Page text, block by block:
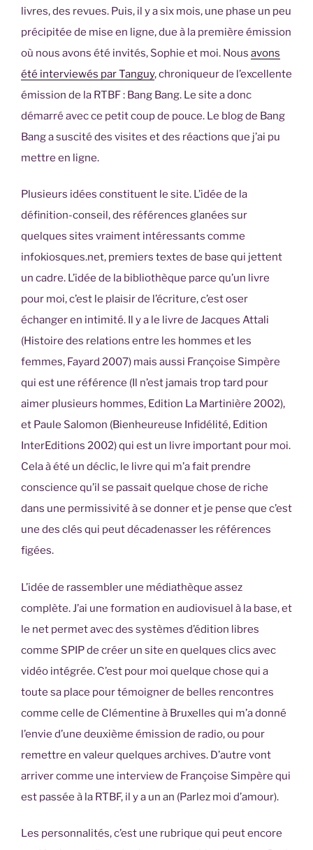
livres, des revues. Puis, il y a six mois, une phase un peu
précipitée de mise en ligne, due à la première émission
où nous avons été invités, Sophie et moi. Nous avons
été interviewés par Tanguy, chroniqueur de l’excellente
émission de la RTBF : Bang Bang. Le site a donc
démarré avec ce petit coup de pouce. Le blog de Bang
Bang a suscité des visites et des réactions que j’ai pu
mettre en ligne.
Plusieurs idées constituent le site. L’idée de la
définition-conseil, des références glanées sur
quelques sites vraiment intéressants comme
infokiosques.net, premiers textes de base qui jettent
un cadre. L’idée de la bibliothèque parce qu’un livre
pour moi, c’est le plaisir de l’écriture, c’est oser
échanger en intimité. Il y a le livre de Jacques Attali
(Histoire des relations entre les hommes et les
femmes, Fayard 2007) mais aussi Françoise Simpère
qui est une référence (Il n’est jamais trop tard pour
aimer plusieurs hommes, Edition La Martinière 2002),
et Paule Salomon (Bienheureuse Infidélité, Edition
InterEditions 2002) qui est un livre important pour moi.
Cela à été un déclic, le livre qui m’a fait prendre
conscience qu’il se passait quelque chose de riche
dans une permissivité à se donner et je pense que c’est
une des clés qui peut décadenasser les références
figées.
L’idée de rassembler une médiathèque assez
complète. J’ai une formation en audiovisuel à la base, et
le net permet avec des systèmes d’édition libres
comme SPIP de créer un site en quelques clics avec
vidéo intégrée. C’est pour moi quelque chose qui a
toute sa place pour témoigner de belles rencontres
comme celle de Clémentine à Bruxelles qui m’a donné
l’envie d’une deuxième émission de radio, ou pour
remettre en valeur quelques archives. D’autre vont
arriver comme une interview de Françoise Simpère qui
est passée à la RTBF, il y a un an (Parlez moi d’amour).
Les personnalités, c’est une rubrique qui peut encore